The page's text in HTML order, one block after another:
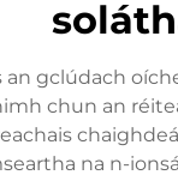
an gclúdach
chun an
na n-